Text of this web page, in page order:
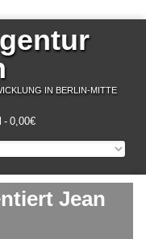
IN BERLIN-MITTE
0,00€
Jean